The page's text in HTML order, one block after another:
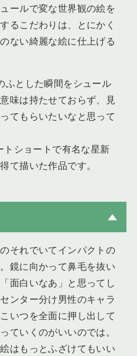
ールで変な世界観の絵を
るこだわりは、とにかく
ない綺麗な絵に仕上げる
とした瞬間をシュール
味は持たせておらず、見
てもらいたいなと思って
ショートで有名な星新
て描いた作品です。
それでいてインパクトの
鏡に向かって鼻毛を抜い
面白いなあ」と思ってし
ンター分け男性のキャラ
いつを全面に押し出して
ていくのがいいのでは。
はもっとふざけてもいい